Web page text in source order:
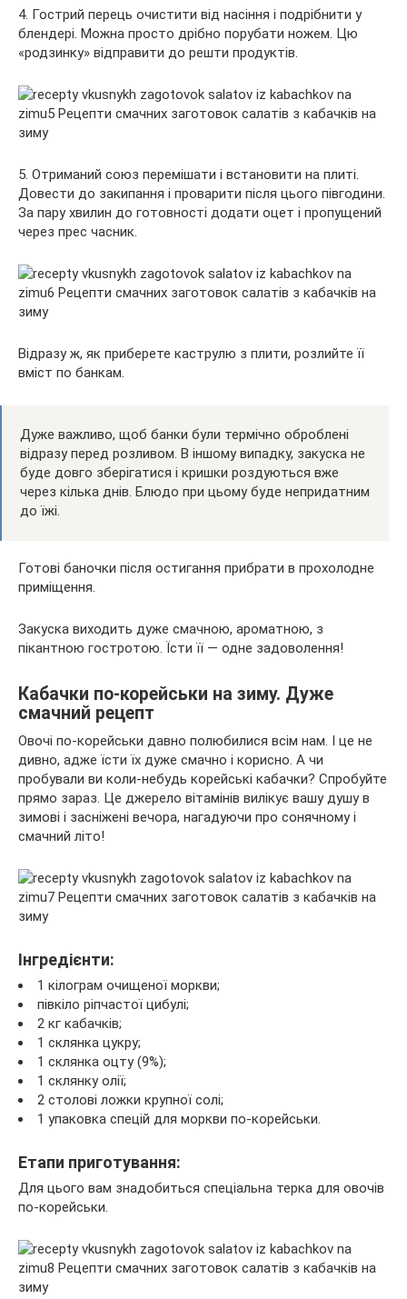
4. Гострий перець очистити від насіння і подрібнити у
блендері. Можна просто дрібно порубати ножем. Цю
«родзинку» відправити до решти продуктів.
5. Отриманий союз перемішати і встановити на плиті.
Довести до закипання і проварити після цього півгодини.
За пару хвилин до готовності додати оцет і пропущений
через прес часник.
Відразу ж, як приберете каструлю з плити, розлийте її
вміст по банкам.
Дуже важливо, щоб банки були термічно оброблені
відразу перед розливом. В іншому випадку, закуска не
буде довго зберігатися і кришки роздуються вже
через кілька днів. Блюдо при цьому буде непридатним
до їжі.
Готові баночки після остигання прибрати в прохолодне
приміщення.
Закуска виходить дуже смачною, ароматною, з
пікантною гостротою. Їсти її — одне задоволення!
Кабачки по-корейськи на зиму. Дуже
смачний рецепт
Овочі по-корейськи давно полюбилися всім нам. І це не
дивно, адже їсти їх дуже смачно і корисно. А чи
пробували ви коли-небудь корейські кабачки? Спробуйте
прямо зараз. Це джерело вітамінів вилікує вашу душу в
зимові і засніжені вечора, нагадуючи про сонячному і
смачний літо!
Інгредієнти:
1 кілограм очищеної моркви;
півкіло ріпчастої цибулі;
2 кг кабачків;
1 склянка цукру;
1 склянка оцту (9%);
1 склянку олії;
2 столові ложки крупної солі;
1 упаковка спецій для моркви по-корейськи.
Етапи приготування:
Для цього вам знадобиться спеціальна терка для овочів
по-корейськи.